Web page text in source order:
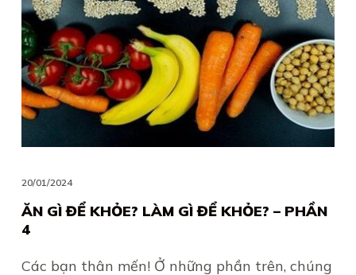
20/01/2024
ĂN GÌ ĐỂ KHỎE? LÀM GÌ ĐỂ KHỎE? – PHẦN
4
Các bạn thân mến! Ở những phần trên, chúng